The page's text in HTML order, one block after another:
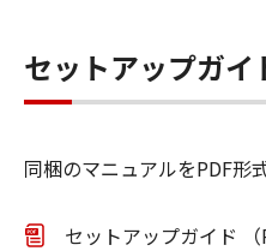
セットアップガイ
同梱のマニュアルをPDF形
セットアップガイド （